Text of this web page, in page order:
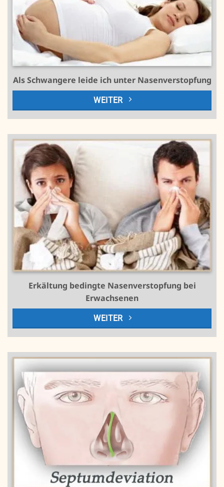
Als Schwangere leide ich unter Nasenverstopfung
WEITER
Erkältung bedingte Nasenverstopfung bei
Erwachsenen
WEITER